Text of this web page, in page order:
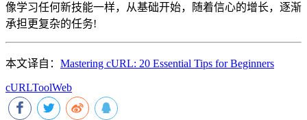
像学习任何新技能一样，从基础开始，随着信心的增长，逐渐
承担更复杂的任务!
本文译自： Mastering cURL: 20 Essential Tips for Beginners
cURLToolWeb